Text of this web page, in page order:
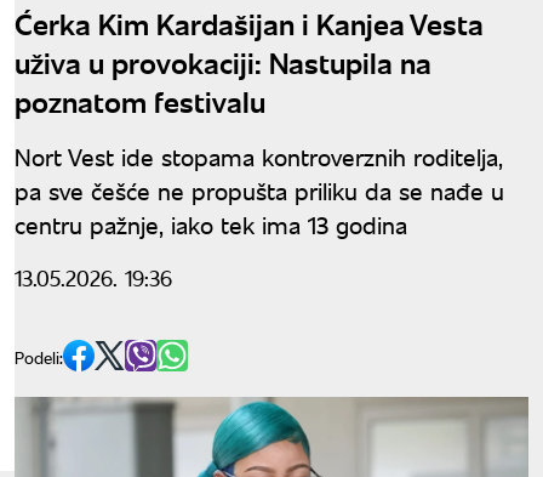
Ćerka Kim Kardašijan i Kanjea Vesta
uživa u provokaciji: Nastupila na
poznatom festivalu
Nort Vest ide stopama kontroverznih roditelja,
pa sve češće ne propušta priliku da se nađe u
centru pažnje, iako tek ima 13 godina
13.05.2026. 19:36
Podeli: